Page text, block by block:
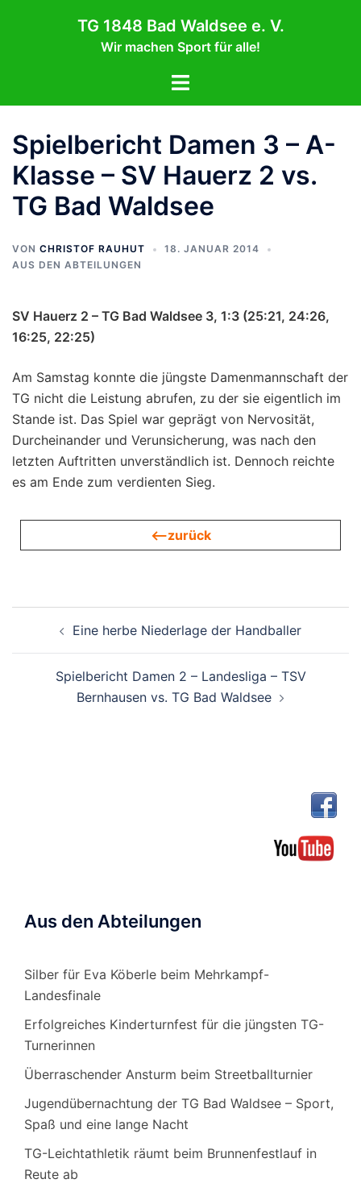
TG 1848 Bad Waldsee e. V.
Wir machen Sport für alle!
Menü
Spielbericht Damen 3 – A-
Klasse – SV Hauerz 2 vs.
TG Bad Waldsee
VON CHRISTOF RAUHUT
18. JANUAR 2014
AUS DEN ABTEILUNGEN
SV Hauerz 2 – TG Bad Waldsee 3, 1:3 (25:21, 24:26,
16:25, 22:25)
Am Samstag konnte die jüngste Damenmannschaft der
TG nicht die Leistung abrufen, zu der sie eigentlich im
Stande ist. Das Spiel war geprägt von Nervosität,
Durcheinander und Verunsicherung, was nach den
letzten Auftritten unverständlich ist. Dennoch reichte
es am Ende zum verdienten Sieg.
<—zurück
Eine herbe Niederlage der Handballer
Spielbericht Damen 2 – Landesliga – TSV
Bernhausen vs. TG Bad Waldsee
Aus den Abteilungen
Silber für Eva Köberle beim Mehrkampf-
Landesfinale
Erfolgreiches Kinderturnfest für die jüngsten TG-
Turnerinnen
Überraschender Ansturm beim Streetballturnier
Jugendübernachtung der TG Bad Waldsee – Sport,
Spaß und eine lange Nacht
TG-Leichtathletik räumt beim Brunnenfestlauf in
Reute ab